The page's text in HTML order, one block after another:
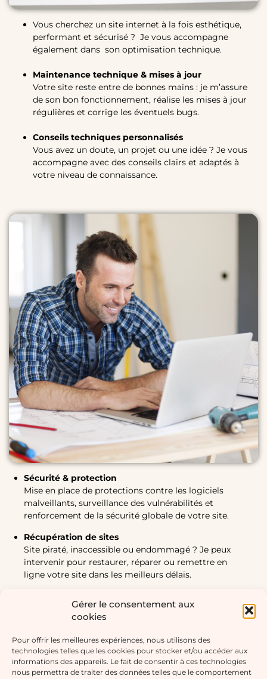
Gérer le consentement aux
cookies
Pour offrir les meilleures expériences, nous utilisons des
technologies telles que les cookies pour stocker et/ou accéder aux
informations des appareils. Le fait de consentir à ces technologies
nous permettra de traiter des données telles que le comportement
Vous cherchez un site internet à la fois esthétique,
performant et sécurisé ? Je vous accompagne
également dans son optimisation technique.
Maintenance technique & mises à jour
Votre site reste entre de bonnes mains : je m’assure
de son bon fonctionnement, réalise les mises à jour
régulières et corrige les éventuels bugs.
Conseils techniques personnalisés
Vous avez un doute, un projet ou une idée ? Je vous
accompagne avec des conseils clairs et adaptés à
votre niveau de connaissance.
Sécurité & protection
Mise en place de protections contre les logiciels
malveillants, surveillance des vulnérabilités et
renforcement de la sécurité globale de votre site.
Récupération de sites
Site piraté, inaccessible ou endommagé ? Je peux
intervenir pour restaurer, réparer ou remettre en
ligne votre site dans les meilleurs délais.
toute autonomie
Après avoir conçu un site qui vous ressemble, je vous
apprendre à le gérer vous-même : mises à jour,
maintenance technique, ajout de contenu… Gagnez
en indépendance tout en gardant un site